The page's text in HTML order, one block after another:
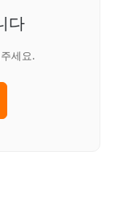
다
세요.